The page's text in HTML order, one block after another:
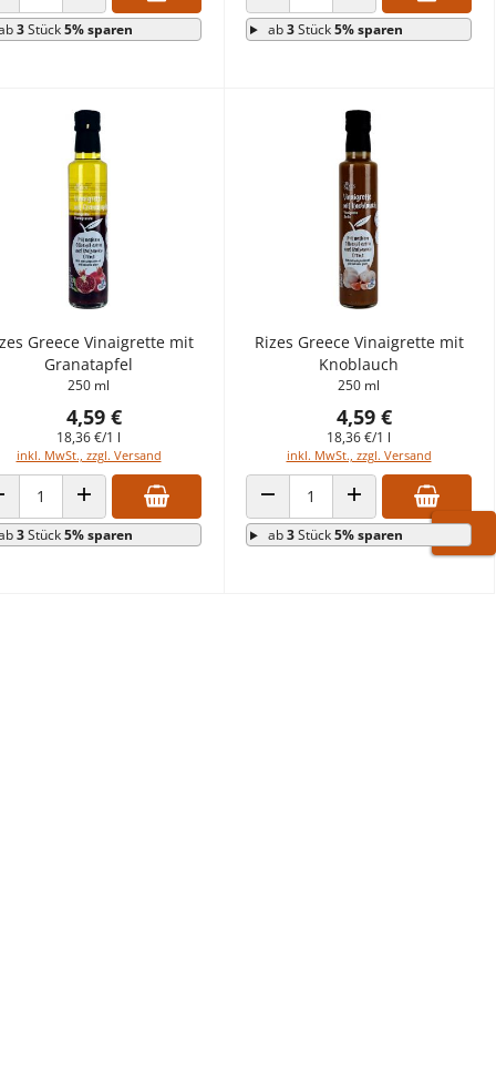
VERRINGERN
ANZAHL ERHÖHEN
3Stück5% sparen
ANZAHL VERRINGERNANZAHL ERHÖHEN
ab3Stück5% sparen
Greece Vinaigrette mit
Granatapfel
250 ml
4,59 €
18,36 €/1 l
inkl. MwSt., zzgl. Versand
VERRINGERN
ANZAHL ERHÖHEN
3Stück5% sparen
Rizes Greece Vinaigrette mit
Knoblauch
250 ml
4,59 €
18,36 €/1 l
inkl. MwSt., zzgl. Versand
ANZAHL VERRINGERNANZAHL ERHÖHEN
ab3Stück5% sparen